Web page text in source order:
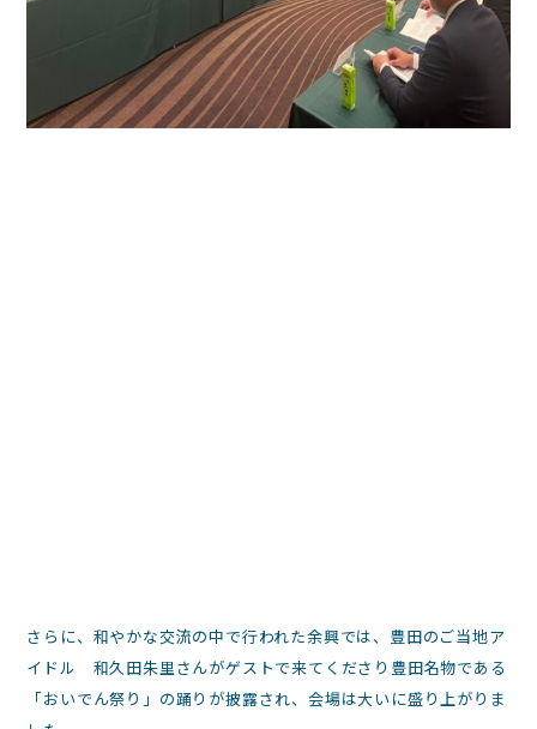
さらに、和やかな交流の中で行われた余興では、豊田のご当地ア
イドル 和久田朱里さんがゲストで来てくださり豊田名物である
「おいでん祭り」の踊りが披露され、会場は大いに盛り上がりま